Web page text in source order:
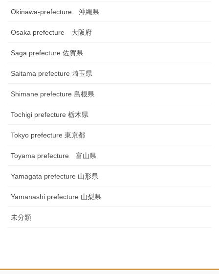
Okinawa-prefecture 沖縄県
Osaka prefecture 大阪府
Saga prefecture 佐賀県
Saitama prefecture 埼玉県
Shimane prefecture 島根県
Tochigi prefecture 栃木県
Tokyo prefecture 東京都
Toyama prefecture 富山県
Yamagata prefecture 山形県
Yamanashi prefecture 山梨県
未分類